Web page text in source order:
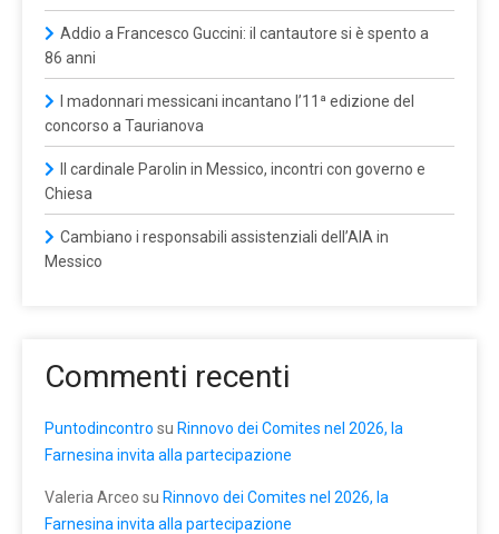
Addio a Francesco Guccini: il cantautore si è spento a
86 anni
I madonnari messicani incantano l’11ª edizione del
concorso a Taurianova
Il cardinale Parolin in Messico, incontri con governo e
Chiesa
Cambiano i responsabili assistenziali dell’AIA in
Messico
Commenti recenti
Puntodincontro su Rinnovo dei Comites nel 2026, la
Farnesina invita alla partecipazione
Valeria Arceo su Rinnovo dei Comites nel 2026, la
Farnesina invita alla partecipazione